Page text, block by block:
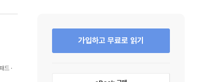
드
가입하고 무료로 읽기